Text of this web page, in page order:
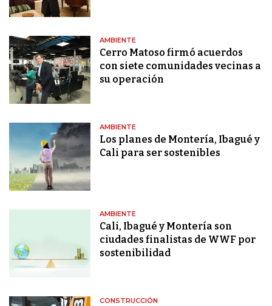
AMBIENTE
Cerro Matoso firmó acuerdos
con siete comunidades vecinas a
su operación
AMBIENTE
Los planes de Montería, Ibagué y
Cali para ser sostenibles
AMBIENTE
Cali, Ibagué y Montería son
ciudades finalistas de WWF por
sostenibilidad
CONSTRUCCIÓN